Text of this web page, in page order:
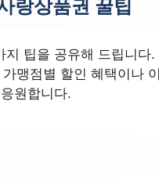
랑상품권 꿀팁
팁을 공유해 드립니다
맹점별 할인 혜택이나
원합니다.